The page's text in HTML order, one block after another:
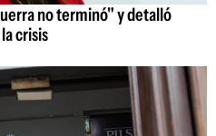
no terminó" y detalló
crisis